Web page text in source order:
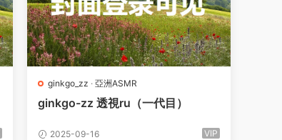
ginkgo_zz · 亞洲ASMR
ginkgo-zz 透視ru（一代目）
2025-09-16 VIP